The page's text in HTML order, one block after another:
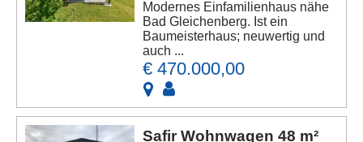
Modernes Einfamilienhaus nähe
Bad Gleichenberg. Ist ein
Baumeisterhaus; neuwertig und
auch ...
€ 470.000,00
Safir Wohnwagen 48 m²